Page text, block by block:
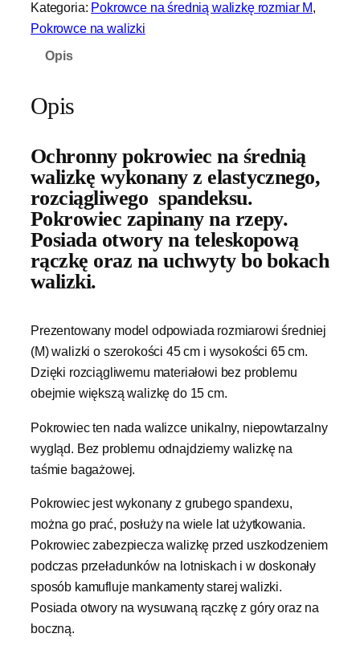
Kategoria: Pokrowce na średnią walizkę rozmiar M
Pokrowce na walizki
Opis
Opis
Ochronny pokrowiec na średnią
walizkę wykonany z elastycznego,
rozciągliwego spandeksu.
Pokrowiec zapinany na rzepy.
Posiada otwory na teleskopową
rączkę oraz na uchwyty bo bokach
walizki.
Prezentowany model odpowiada rozmiarowi średniej
(M) walizki o szerokości 45 cm i wysokości 65 cm.
Dzięki rozciągliwemu materiałowi bez problemu
obejmie większą walizkę do 15 cm.
Pokrowiec ten nada walizce unikalny, niepowtarzalny
wygląd. Bez problemu odnajdziemy walizkę na
taśmie bagażowej.
Pokrowiec jest wykonany z grubego spandexu,
można go prać, posłuży na wiele lat użytkowania.
Pokrowiec zabezpiecza walizkę przed uszkodzeniem
podczas przeładunków na lotniskach i w doskonały
sposób kamufluje mankamenty starej walizki.
Posiada otwory na wysuwaną rączkę z góry oraz na
boczną.